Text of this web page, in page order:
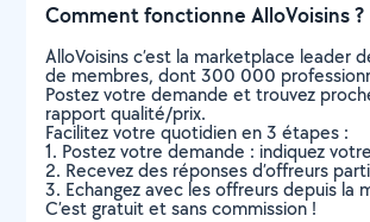
Comment fonctionne AlloVoisins ?
AlloVoisins c’est la marketplace
de membres, dont 300 000
Postez votre demande et trouvez
rapport qualité/prix.
Facilitez votre quotidien en 3 étapes :
1. Postez votre demande : indiquez
2. Recevez des réponses d’offreurs
3. Echangez avec les offreurs depuis
C’est gratuit et sans commission !